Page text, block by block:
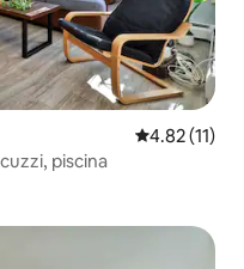
Calificación
4.82 (11)
piscina